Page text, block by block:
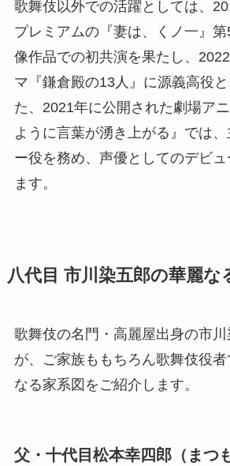
歌舞伎以外での活躍としては、
プレミアムの『妻は、くノ一』
像作品での初共演を果たし、
マ『鎌倉殿の13人』に源義高役
た、2021年に公開された劇場ア
ように言葉が湧き上がる』では
ー役を務め、声優としてのデビ
ます。
八代目 市川染五郎の華麗な
歌舞伎の名門・高麗屋出身の市
が、ご家族ももちろん歌舞伎役
なる家系図をご紹介します。
父・十代目松本幸四郎（まつ